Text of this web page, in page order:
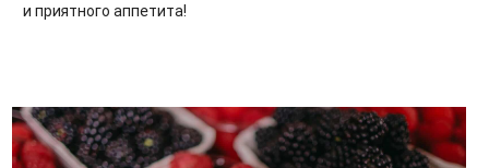
и приятного аппетита!